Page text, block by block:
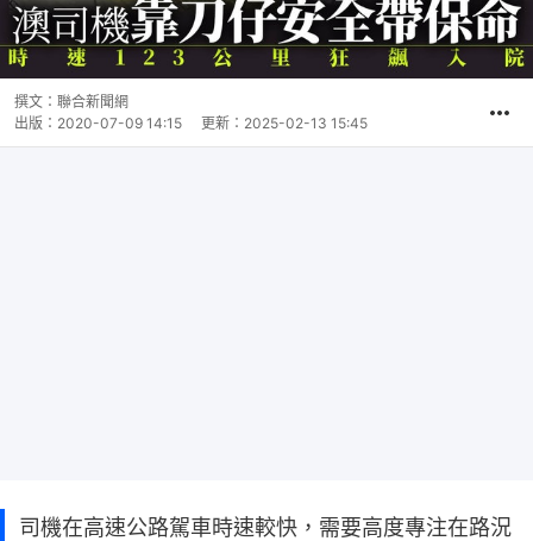
撰文： 聯合新聞網
出版： 2020-07-09 14:15 更新： 2025-02-13 15:45
司機在高速公路駕車時速較快，需要高度專注在路況